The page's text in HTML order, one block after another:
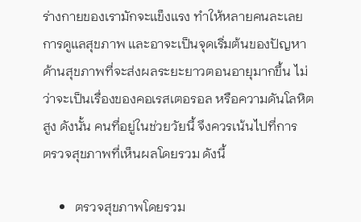
ร่างกายของเรามักจะแข็งแรง ทำให้หลายคนละเลย
การดูแลสุขภาพ และอาจะเป็นจุดเริ่มต้นของปัญหา
ด้านสุขภาพที่จะส่งผลระยะยาวตอนอายุมากขึ้น ไม่
ว่าจะเป็นเรื่องของคอเรสเตอรอล หรือความดันโลหิต
สูง ดังนั้น คนที่อยู่ในช่วยวัยนี้ จึงควรเน้นไปที่การ
ตรวจสุขภาพที่เห็นผลโดยรวม ดังนี้
ตรวจสุขภาพโดยรวม